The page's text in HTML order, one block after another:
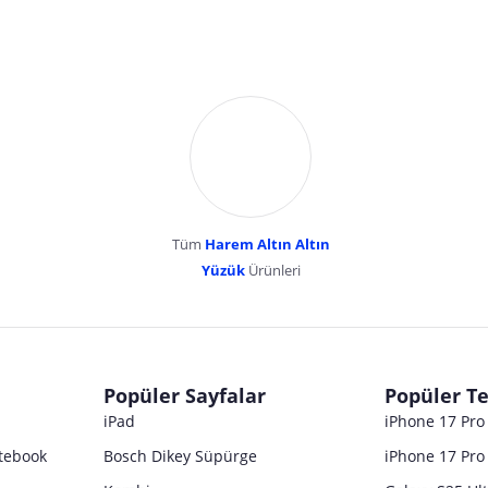
YENİBOSNA MERKEZ MAH LADİN SOK
Tüm Harem Altın Altın
YüzükÜrünleri
Popüler Sayfalar
iPad
Bosch Dikey Süpürge
Popüler
iPhone 17
iPhone 17 Pro